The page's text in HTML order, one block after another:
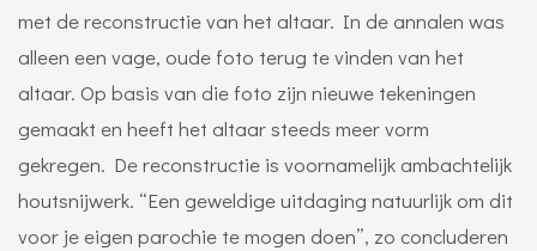
met de reconstructie van het altaar. In de annalen was
alleen een vage, oude foto terug te vinden van het
altaar. Op basis van die foto zijn nieuwe tekeningen
gemaakt en heeft het altaar steeds meer vorm
gekregen. De reconstructie is voornamelijk ambachtelijk
houtsnijwerk. “Een geweldige uitdaging natuurlijk om dit
voor je eigen parochie te mogen doen”, zo concluderen